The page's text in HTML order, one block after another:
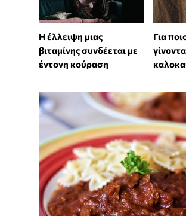
⁠Η έλλειψη μιας
βιταμίνης συνδέεται με
έντονη κούραση
Για